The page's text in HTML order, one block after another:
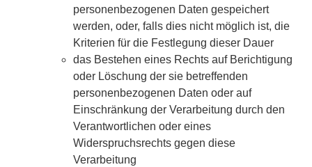
personenbezogenen Daten gespeichert
werden, oder, falls dies nicht möglich ist, die
Kriterien für die Festlegung dieser Dauer
das Bestehen eines Rechts auf Berichtigung
oder Löschung der sie betreffenden
personenbezogenen Daten oder auf
Einschränkung der Verarbeitung durch den
Verantwortlichen oder eines
Widerspruchsrechts gegen diese
Verarbeitung